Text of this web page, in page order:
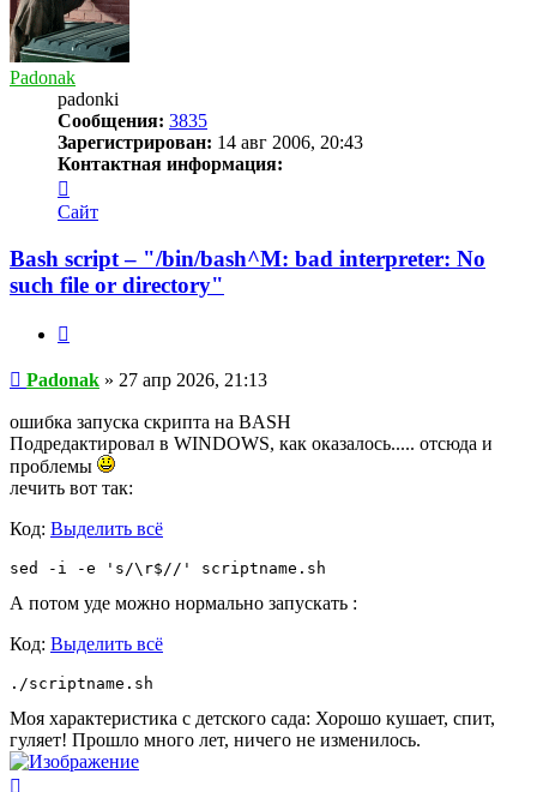
Padonak
padonki
Сообщения: 3835
Зарегистрирован: 14 авг 2006, 20:43
Контактная информация:
информация
пользователя
Padonak
Сайт
Bash script – "/bin/bash^M: bad interpreter: No
such file or directory"
Сообщение
Padonak » 27 апр 2026, 21:13
ошибка запуска скрипта на BASH
Подредактировал в WINDOWS, как оказалось..... отсюда и
проблемы
лечить вот так:
Код: Выделить всё
sed -i -e 's/\r$//' scriptname.sh
А потом уде можно нормально запускать :
Код: Выделить всё
./scriptname.sh
Моя характеристика с детского сада: Хорошо кушает, спит,
гуляет! Прошло много лет, ничего не изменилось.